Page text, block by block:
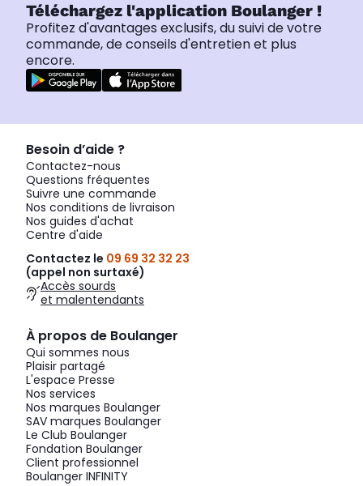
Téléchargez l'application Boulanger !
Profitez d'avantages exclusifs, du suivi de votre
commande, de conseils d'entretien et plus
encore.
Besoin d’aide ?
Contactez-nous
Questions fréquentes
Suivre une commande
Nos conditions de livraison
Nos guides d'achat
Centre d'aide
Contactez le 09 69 32 32 23
(appel non surtaxé)
Accès sourds
et malentendants
À propos de Boulanger
Qui sommes nous
Plaisir partagé
L'espace Presse
Nos services
Nos marques Boulanger
SAV marques Boulanger
Le Club Boulanger
Fondation Boulanger
Client professionnel
Boulanger INFINITY